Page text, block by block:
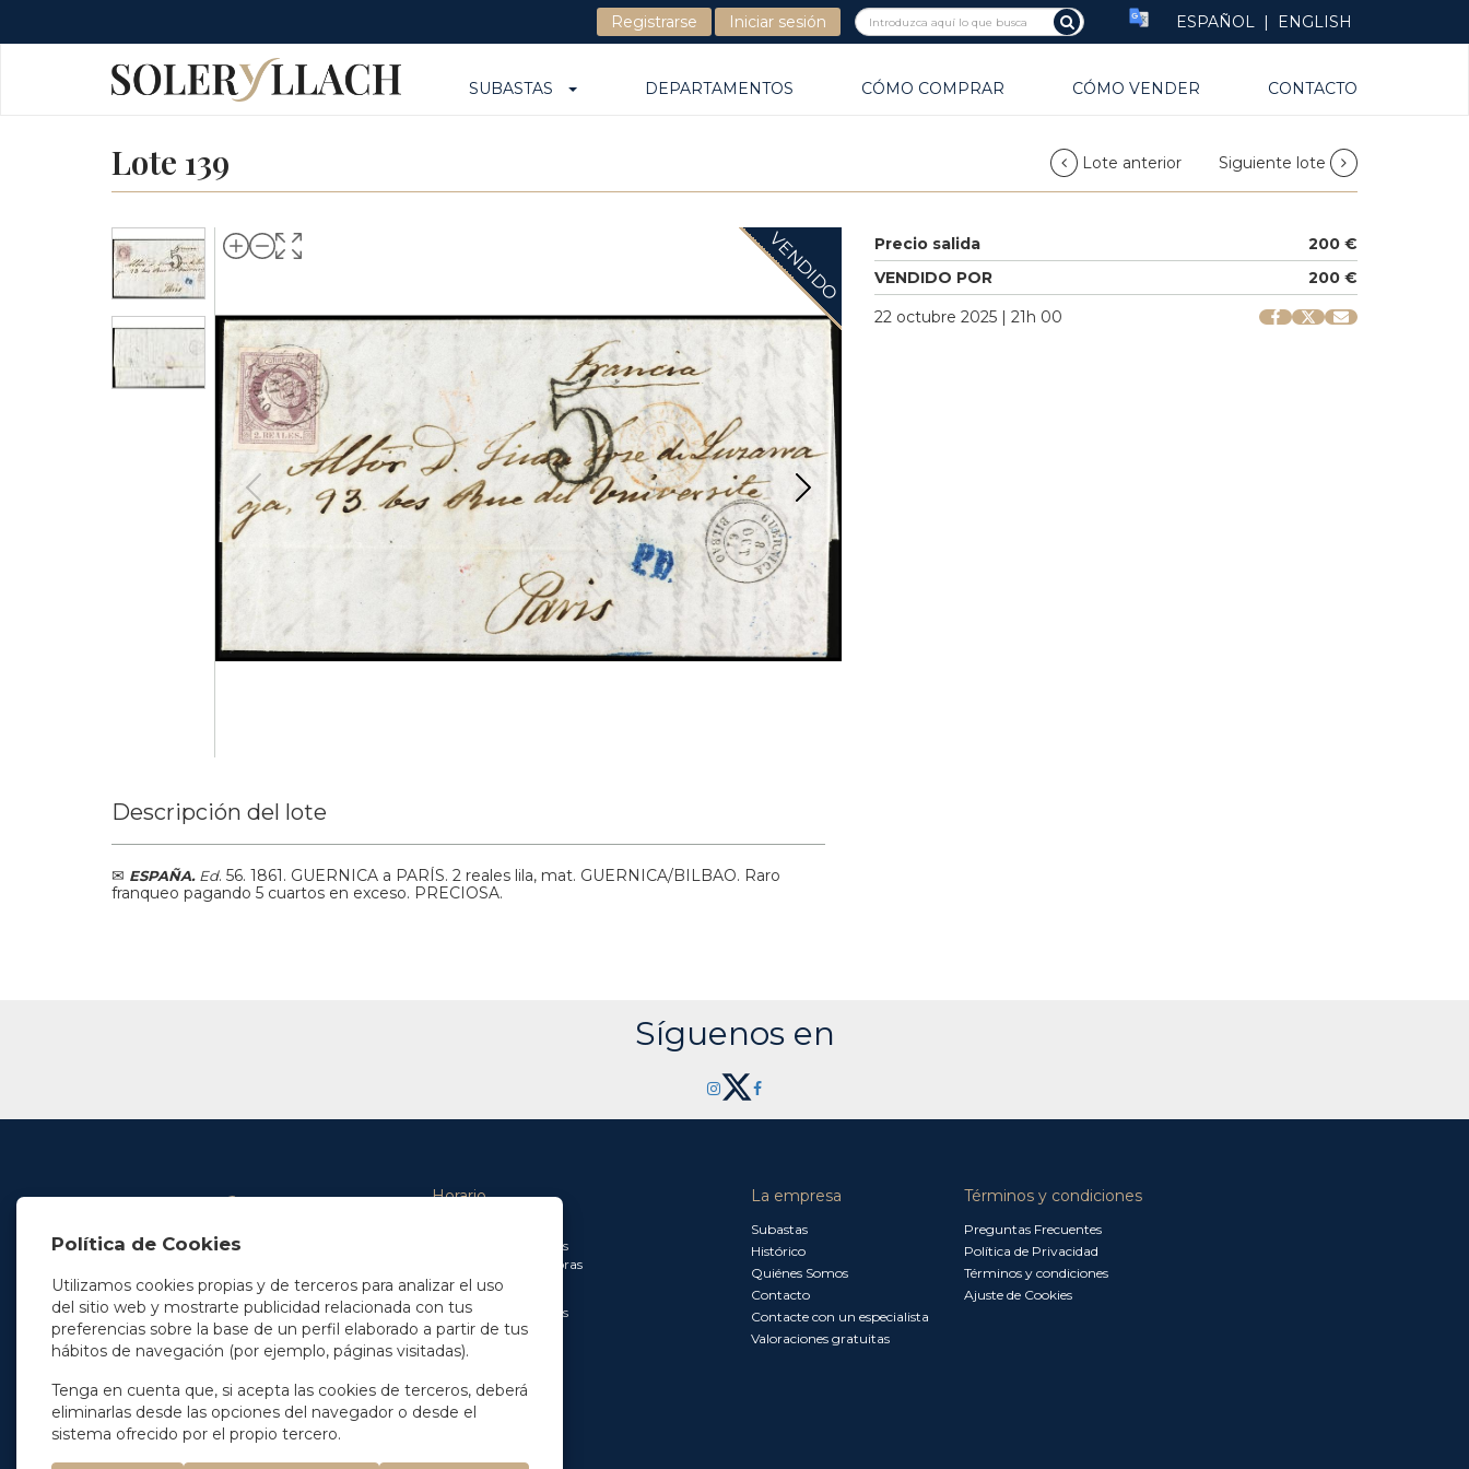
Registrarse Iniciar sesión ESPAÑOL | ENGLISH
SUBASTAS DEPARTAMENTOS CÓMO COMPRAR CÓMO VENDER CONTACTO
Lote 139 Lote anterior Siguiente lote
VENDIDO Precio salida
200 €
VENDIDO POR
200 €
22 octubre 2025 | 21h 00
Descripción del lote
✉ ESPAÑA. Ed. 56. 1861. GUERNICA a PARÍS. 2 reales lila, mat. GUERNICA/BILBAO. Raro
franqueo pagando 5 cuartos en exceso. PRECIOSA.
Síguenos en
En Madrid
info@soleryllach.com
En Barcelona
Beethoven 13
+34 93 201 87 33
info@soleryllach.com
Horario
De 9.00 a 13.30 horas
y de 14.30 a 18.00 horas
Viernes:
De 8.30 a 15.00 horas
La empresa
Subastas
Histórico
Quiénes Somos
Contacto
Contacte con un especialista
Valoraciones gratuitas
Términos y condiciones
Preguntas Frecuentes
Política de Privacidad
Términos y condiciones
Ajuste de Cookies
Política de Cookies
Utilizamos cookies propias y de terceros para analizar el uso
del sitio web y mostrarte publicidad relacionada con tus
preferencias sobre la base de un perfil elaborado a partir de tus
hábitos de navegación (por ejemplo, páginas visitadas).
Tenga en cuenta que, si acepta las cookies de terceros, deberá
eliminarlas desde las opciones del navegador o desde el
sistema ofrecido por el propio tercero.